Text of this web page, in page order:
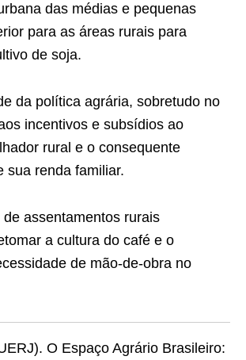
das médias e pequenas
para as áreas rurais para
de soja.
da política agrária, sobretudo no
incentivos e subsídios ao
rural e o consequente
sua renda familiar.
de assentamentos rurais
a cultura do café e o
de mão-de-obra no
O Espaço Agrário Brasileiro: